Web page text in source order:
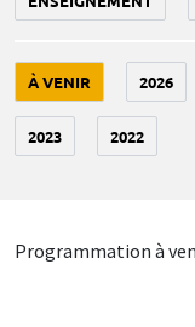
À VENIR 2026
2023 2022
Programmation à